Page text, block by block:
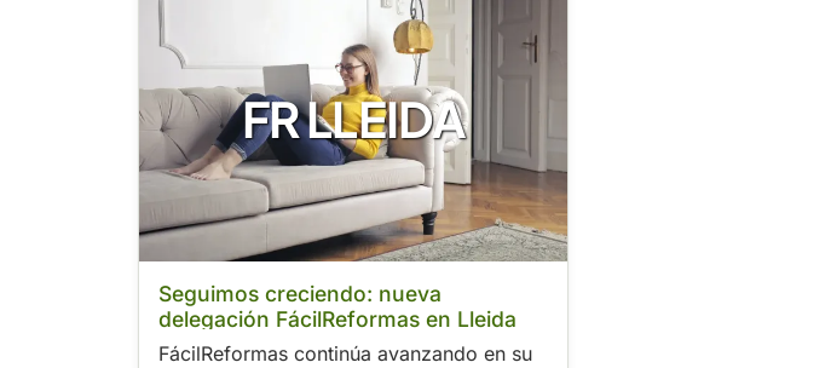
FR LLEIDA
Seguimos creciendo: nueva
delegación FácilReformas en Lleida
FácilReformas continúa avanzando en su